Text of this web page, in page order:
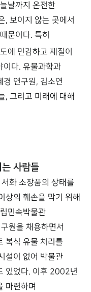
날까지 온전한
, 보이지 않는 곳에서
문이다. 특히
에 민감하고 재질이
이다. 유물과학과
경 연구원, 김소연
, 그리고 미래에 대해
사람들
화 소장품의 상태를
상의 훼손을 막기 위해
민속박물관
원을 채용하면서
복식 유물 처리를
설이 없어 박물관
있었다. 이후 2002년
마련하며